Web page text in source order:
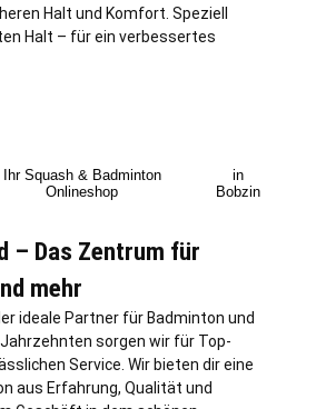
Halt und Komfort. Speziell
Halt – für ein verbessertes
Ihr Squash & Badminton
Onlineshop
in
Bobzin
– Das Zentrum für
mehr
ideale Partner für Badminton und
sorgen wir für Top-
Service. Wir bieten dir eine
aus Erfahrung, Qualität und